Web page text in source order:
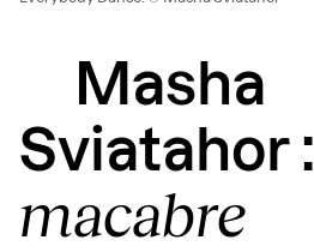
Masha
Sviatahor :
macabre